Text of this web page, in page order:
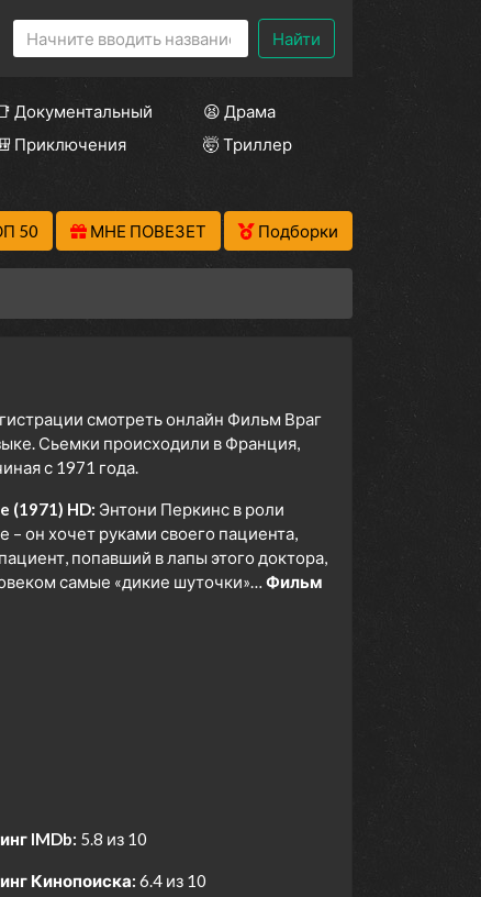
Найти
Документальный
😫 Драма
Приключения
🤯 Триллер
50 МНЕ ПОВЕЗЕТ Подборки
смотреть онлайн Фильм Враг
Сьемки происходили в Франция,
с 1971 года.
(1971) HD: Энтони Перкинс в роли
он хочет руками своего пациента,
попавший в лапы этого доктора,
самые «дикие шуточки»… Фильм
IMDb: 5.8 из 10
Кинопоиска: 6.4 из 10